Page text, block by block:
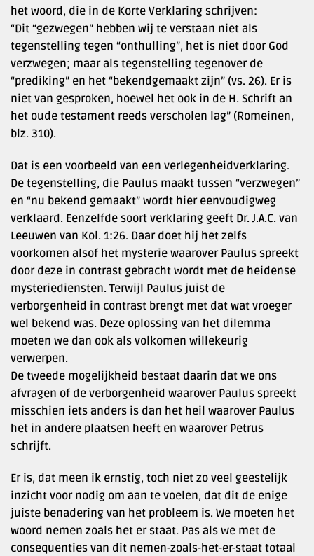
het woord, die in de Korte Verklaring schrijven:
“Dit “gezwegen” hebben wij te verstaan niet als
tegenstelling tegen “onthulling”, het is niet door God
verzwegen; maar als tegenstelling tegenover de
“prediking” en het “bekendgemaakt zijn” (vs. 26). Er is
niet van gesproken, hoewel het ook in de H. Schrift an
het oude testament reeds verscholen lag” (Romeinen,
blz. 310).
Dat is een voorbeeld van een verlegenheidverklaring.
De tegenstelling, die Paulus maakt tussen “verzwegen”
en “nu bekend gemaakt” wordt hier eenvoudigweg
verklaard. Eenzelfde soort verklaring geeft Dr. J.A.C. van
Leeuwen van Kol. 1:26. Daar doet hij het zelfs
voorkomen alsof het mysterie waarover Paulus spreekt
door deze in contrast gebracht wordt met de heidense
mysteriediensten. Terwijl Paulus juist de
verborgenheid in contrast brengt met dat wat vroeger
wel bekend was. Deze oplossing van het dilemma
moeten we dan ook als volkomen willekeurig
verwerpen.
De tweede mogelijkheid bestaat daarin dat we ons
afvragen of de verborgenheid waarover Paulus spreekt
misschien iets anders is dan het heil waarover Paulus
het in andere plaatsen heeft en waarover Petrus
schrijft.
Er is, dat meen ik ernstig, toch niet zo veel geestelijk
inzicht voor nodig om aan te voelen, dat dit de enige
juiste benadering van het probleem is. We moeten het
woord nemen zoals het er staat. Pas als we met de
consequenties van dit nemen-zoals-het-er-staat totaal